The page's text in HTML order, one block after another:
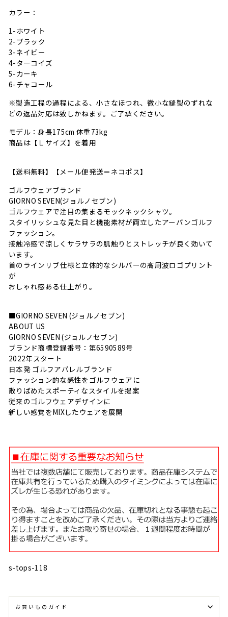
カラー：
1-ホワイト
2-ブラック
3-ネイビー
4-ターコイズ
5-カーキ
6-チャコール
※製造工程の過程による、小さなほつれ、微小な縫製のずれな
どの返品対応は致しかねます。ご了承ください。
モデル：身長175cm 体重73kg
商品は【Ｌサイズ】を着用
【送料無料】【メール便発送＝ネコポス】
ゴルフウェアブランド
GIORNO SEVEN(ジョルノセブン)
ゴルフウェアで注目の集まるモックネックシャツ。
スタイリッシュな見た目と機能素材が両立したアーバンゴルフ
ファッション。
接触冷感で涼しくサラサラの肌触りとストレッチが良く効いて
います。
首のラインリブ仕様と立体的なシルバーの高周波ロゴプリント
が
おしゃれ感ある仕上がり。
■GIORNO SEVEN (ジョルノセブン)
ABOUT US
GIORNO SEVEN (ジョルノセブン)
ブランド商標登録番号：第6590589号
2022年スタート
日本発 ゴルフアパレルブランド
ファッション的な感性をゴルフウェアに
散りばめたスポーティなスタイルを提案
従来のゴルフウェアデザインに
新しい感覚をMIXしたウェアを展開
s-tops-118
お買いものガイド